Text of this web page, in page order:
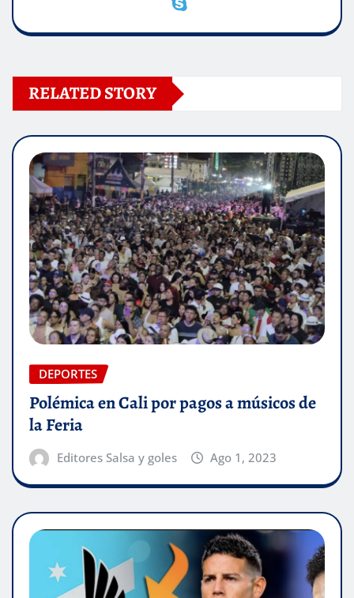
RELATED STORY
DEPORTES
Polémica en Cali por pagos a músicos de
la Feria
Editores Salsa y goles Ago 1, 2023